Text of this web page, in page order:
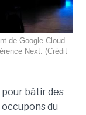
de Google Cloud
Next. (Crédit
bâtir des
du